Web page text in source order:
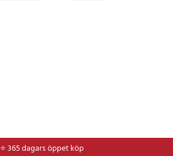
⭐ 365 dagars öppet köp
⭐Frakt 49kr *